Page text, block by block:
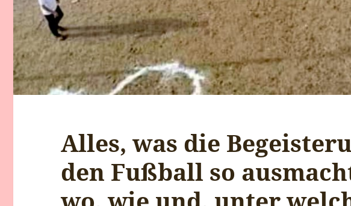
Alles, was die
den Fußball so